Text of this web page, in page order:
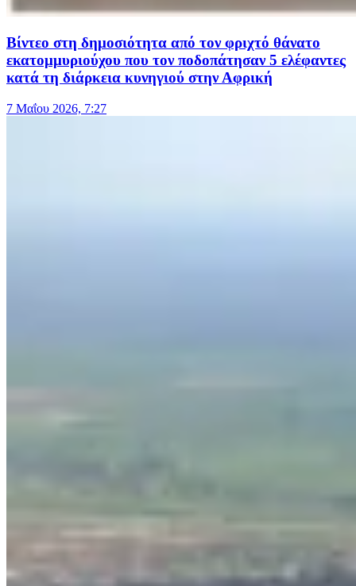
Βίντεο στη δημοσιότητα από τον φριχτό θάνατο
εκατομμυριούχου που τον ποδοπάτησαν 5 ελέφαντες
κατά τη διάρκεια κυνηγιού στην Αφρική
7 Μαΐου 2026, 7:27